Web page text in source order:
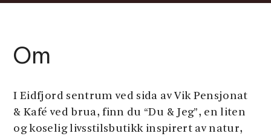
Om
I Eidfjord sentrum ved sida av Vik Pensjonat
& Kafé ved brua, finn du “Du & Jeg”, en liten
og koselig livsstilsbutikk inspirert av natur,